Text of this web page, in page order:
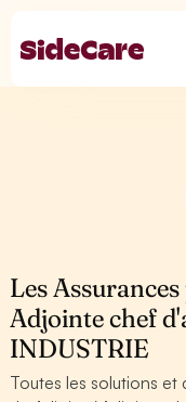
Les
Adjointe chef
INDUSTRIE
Toutes les solutions et